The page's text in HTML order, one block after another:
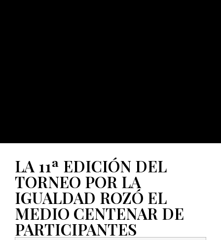
LA 11ª EDICIÓN DEL
TORNEO POR LA
IGUALDAD ROZÓ EL
MEDIO CENTENAR DE
PARTICIPANTES